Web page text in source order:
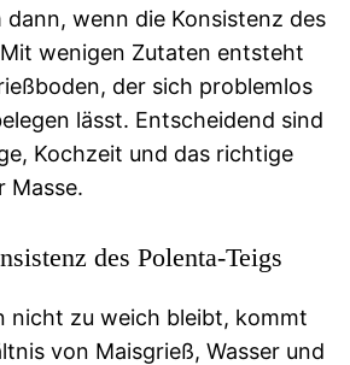
wenn die Konsistenz des
wenigen Zutaten entsteht
der sich problemlos
lässt. Entscheidend sind
Kochzeit und das richtige
Masse.
des Polenta-Teigs
nicht zu weich bleibt, kommt
von Maisgrieß, Wasser und